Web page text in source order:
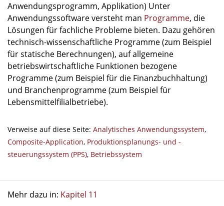
Anwendungsprogramm, Applikation) Unter
Anwendungssoftware versteht man Programme, die
Lösungen für fachliche Probleme bieten. Dazu gehören
technisch-wissenschaftliche Programme (zum Beispiel
für statische Berechnungen), auf allgemeine
betriebswirtschaftliche Funktionen bezogene
Programme (zum Beispiel für die Finanzbuchhaltung)
und Branchenprogramme (zum Beispiel für
Lebensmittelfilialbetriebe).
Verweise auf diese Seite: Analytisches Anwendungssystem,
Composite-Application, Produktionsplanungs- und -
steuerungssystem (PPS), Betriebssystem
Mehr dazu in: Kapitel 11